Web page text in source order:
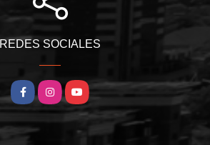
REDES SOCIALES
FacebookInstagramYouTube